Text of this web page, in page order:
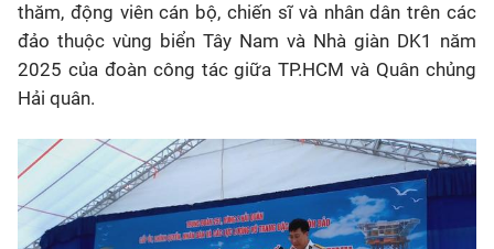
thăm, động viên cán bộ, chiến sĩ và nhân dân trên các
đảo thuộc vùng biển Tây Nam và Nhà giàn DK1 năm
2025 của đoàn công tác giữa TP.HCM và Quân chủng
Hải quân.